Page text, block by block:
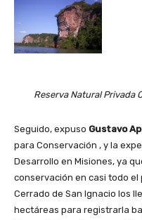
Reserva Natural Privada
Seguido, expuso Gustavo
para Conservación , y la
Desarrollo en Misiones, ya
conservación en casi todo
Cerrado de San Ignacio los
hectáreas para registrarla